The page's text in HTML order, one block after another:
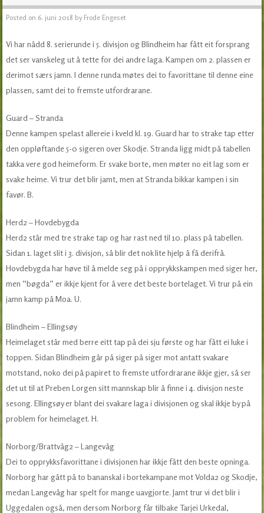
Posted on 6. juni 2018 by Frode Engeset
Vi har nådd 8. serierunde i 5. divisjon og Blindheim har fått eit forsprang
det ser vanskeleg ut å tette for dei andre laga. Kampen om 2. plassen er
derimot særs jamn. I denne runda møtes dei to favorittane til denne eine
plassen, samt dei to fremste utfordrarane.
Guard – Stranda
Denne kampen spelast allereie i kveld kl. 19. Guard har to strake tap etter
den oppløftande 5-0 sigeren over Skodje. Stranda ligg midt på tabellen
takka vere god heimeform. Er svake borte, men møter no eit lag som er
svake heime. Vi trur det blir jamt, men at Stranda bikkar kampen i sin
favør. B.
Herd2 – Hovdebygda
Herd2 står med tre strake tap og har rast ned til 10. plass på tabellen.
Sidan 1. laget slit i 3. divisjon, så blir det nok lite hjelp å få derifrå.
Hovdebygda har høve til å melde seg på i opprykkskampen med siger her,
men “bøgda” er ikkje kjent for å vere det beste bortelaget. Vi trur på ein
jamn kamp på Moa. U.
Blindheim – Ellingsøy
Heimelaget står med berre eitt tap på dei sju første og har fått ei luke i
toppen. Sidan Blindheim går på siger på siger mot antatt svakare
motstand, noko dei på papiret to fremste utfordrarane ikkje gjer, så ser
det ut til at Preben Lorgen sitt mannskap blir å finne i 4. divisjon neste
sesong. Ellingsøy er blant dei svakare laga i divisjonen og skal ikkje by på
problem for heimelaget. H.
Norborg/Brattvåg2 – Langevåg
Dei to opprykksfavorittane i divisjonen har ikkje fått den beste opninga.
Norborg har gått på to bananskal i bortekampane mot Volda2 og Skodje,
medan Langevåg har spelt for mange uavgjorte. Jamt trur vi det blir i
Uggedalen også, men dersom Norborg får tilbake Tarjei Urkedal,